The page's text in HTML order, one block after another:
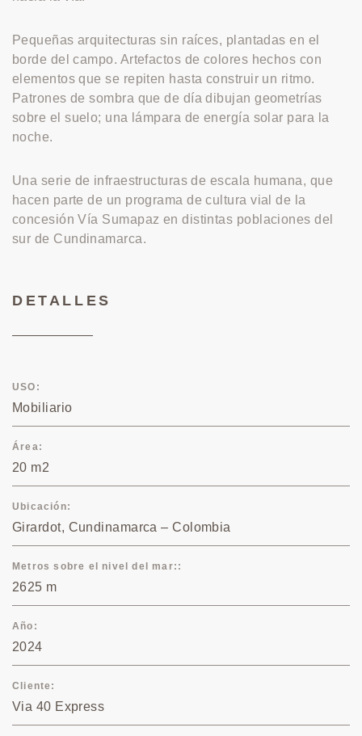
Pequeñas arquitecturas sin raíces, plantadas en el
borde del campo. Artefactos de colores hechos con
elementos que se repiten hasta construir un ritmo.
Patrones de sombra que de día dibujan geometrías
sobre el suelo; una lámpara de energía solar para la
noche.
Una serie de infraestructuras de escala humana, que
hacen parte de un programa de cultura vial de la
concesión Vía Sumapaz en distintas poblaciones del
sur de Cundinamarca.
DETALLES
USO
Mobiliario
Área
20 m2
Ubicación
Girardot, Cundinamarca – Colombia
Metros sobre el nivel del mar:
2625 m
Año
2024
Cliente
Via 40 Express